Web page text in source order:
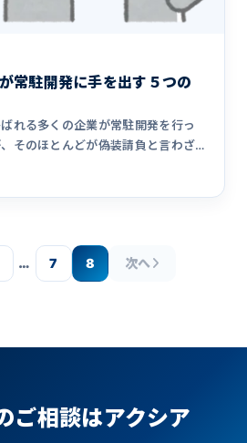
常駐開発に手を出す５つの
れる多くの企業が常駐開発を行っ
そのほとんどが偽装請負と言わざ
テム開発会社が常駐開発に手を出
… 7 8 次へ
ご相談はアクシア